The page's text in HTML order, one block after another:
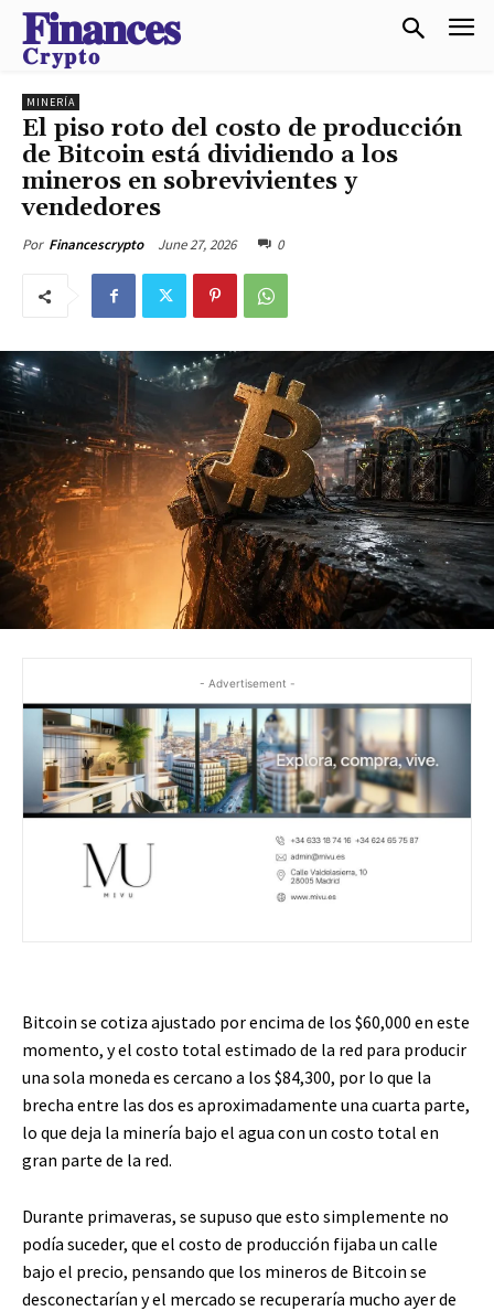
𝐅𝐢𝐧𝐚𝐧𝐜𝐞𝐬
𝐂𝐫𝐲𝐩𝐭𝐨
MINERÍA
El piso roto del costo de producción
de Bitcoin está dividiendo a los
mineros en sobrevivientes y
vendedores
Por Financescrypto June 27, 2026 0
- Advertisement -
Bitcoin se cotiza ajustado por encima de los $60,000 en este
momento, y el costo total estimado de la red para producir
una sola moneda es cercano a los $84,300, por lo que la
brecha entre las dos es aproximadamente una cuarta parte,
lo que deja la minería bajo el agua con un costo total en
gran parte de la red.
Durante primaveras, se supuso que esto simplemente no
podía suceder, que el costo de producción fijaba un calle
bajo el precio, pensando que los mineros de Bitcoin se
desconectarían y el mercado se recuperaría mucho ayer de